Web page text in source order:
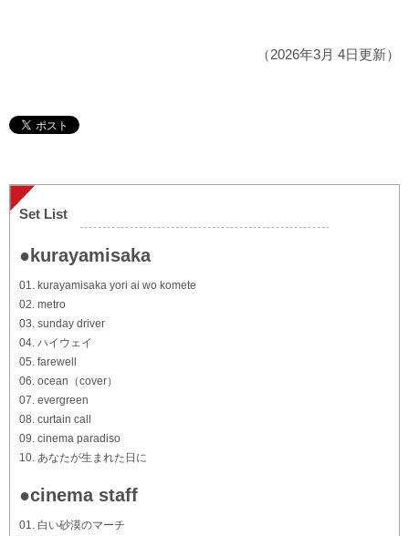
（2026年3月 4日更新）
Set List
●kurayamisaka
01. kurayamisaka yori ai wo komete
02. metro
03. sunday driver
04. ハイウェイ
05. farewell
06. ocean（cover）
07. evergreen
08. curtain call
09. cinema paradiso
10. あなたが生まれた日に
●cinema staff
01. 白い砂漠のマーチ